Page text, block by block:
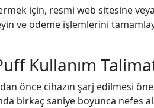
için, resmi web sitesine
ve ödeme işlemlerini
Kullanım
önce cihazın şarj edilmesi
birkaç saniye boyunca